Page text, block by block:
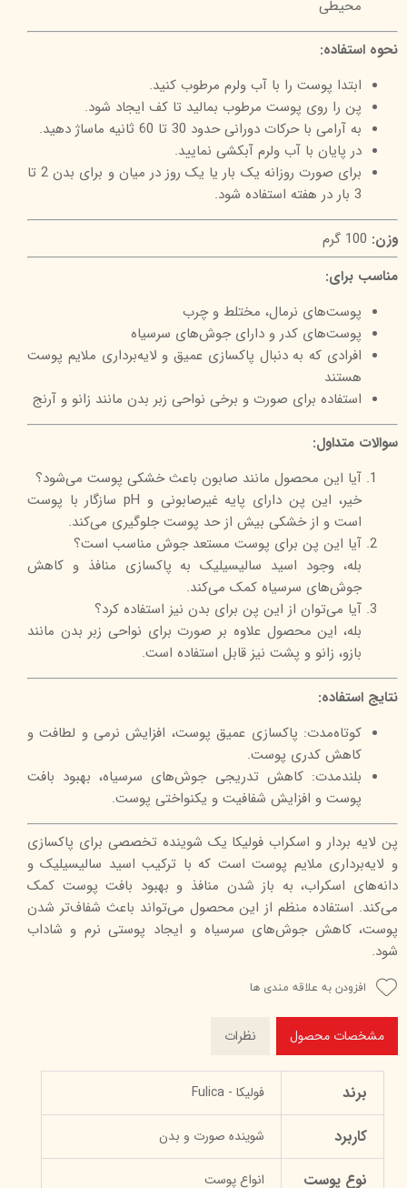
محیطی
نحوه استفاده:
ابتدا پوست را با آب ولرم مرطوب کنید.
پن را روی پوست مرطوب بمالید تا کف ایجاد شود.
به آرامی با حرکات دورانی حدود 30 تا 60 ثانیه ماساژ دهید.
در پایان با آب ولرم آبکشی نمایید.
برای صورت روزانه یک بار یا یک روز در میان و برای بدن 2 تا
3 بار در هفته استفاده شود.
وزن:
مناسب برای:
پوست‌های نرمال، مختلط و چرب
پوست‌های کدر و دارای جوش‌های سرسیاه
افرادی که به دنبال پاکسازی عمیق و لایه‌برداری ملایم پوست
هستند
استفاده برای صورت و برخی نواحی زبر بدن مانند زانو و آرنج
سوالات متداول:
آیا این محصول مانند صابون باعث خشکی پوست می‌شود؟
خیر، این پن دارای پایه غیرصابونی و pH سازگار با پوست
است و از خشکی بیش از حد پوست جلوگیری می‌کند.
آیا این پن برای پوست مستعد جوش مناسب است؟
بله، وجود اسید سالیسیلیک به پاکسازی منافذ و کاهش
جوش‌های سرسیاه کمک می‌کند.
آیا می‌توان از این پن برای بدن نیز استفاده کرد؟
بله، این محصول علاوه بر صورت برای نواحی زبر بدن مانند
بازو، زانو و پشت نیز قابل استفاده است.
نتایج استفاده:
کوتاه‌مدت: پاکسازی عمیق پوست، افزایش نرمی و لطافت و
کاهش کدری پوست.
بلندمدت: کاهش تدریجی جوش‌های سرسیاه، بهبود بافت
پوست و افزایش شفافیت و یکنواختی پوست.
پن لایه بردار و اسکراب فولیکا یک شوینده تخصصی برای پاکسازی
و لایه‌برداری ملایم پوست است که با ترکیب اسید سالیسیلیک و
دانه‌های اسکراب، به باز شدن منافذ و بهبود بافت پوست کمک
می‌کند. استفاده منظم از این محصول می‌تواند باعث شفاف‌تر شدن
پوست، کاهش جوش‌های سرسیاه و ایجاد پوستی نرم و شاداب
شود.
افزودن به علاقه مندی ها
مشخصات محصول نظرات
برند فولیکا - Fulica
کاربرد شوینده صورت و بدن
نوع پوست انواع پوست